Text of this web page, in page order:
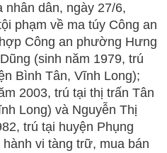
nhân dân, ngày 27/6,
phạm về ma túy Công an
Công an phường Hưng
(sinh năm 1979, trú
Bình Tân, Vĩnh Long);
2003, trú tại thị trấn Tân
Long) và Nguyễn Thị
trú tại huyện Phụng
vi tàng trữ, mua bán